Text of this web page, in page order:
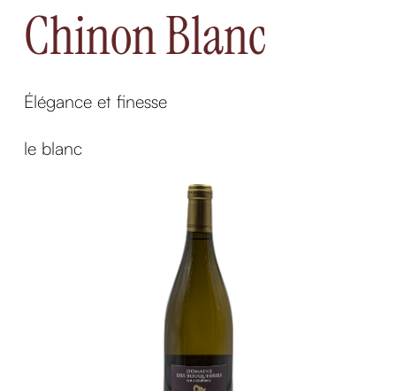
Chinon Blanc
Élégance et finesse
le blanc